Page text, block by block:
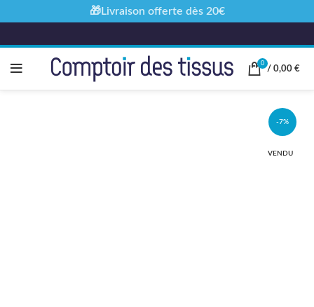
0
/ 0,00 €
-7%
VENDU
🎁Livraison offerte dès 20€